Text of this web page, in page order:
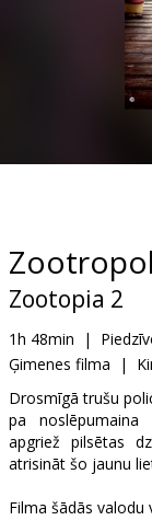
Pasākumi
B2B
Kino
Klubs
Zootopia 2
1h 48min |
Ģimenes filma
|
Drosmīgā trušu
pa
apgriež pilsētas
atrisināt šo jaunu
Filma šādās